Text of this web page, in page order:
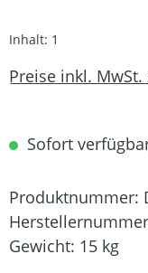
Inhalt: 1
Preise inkl.
Sofort
Produktnummer:
Gewicht: 15 kg